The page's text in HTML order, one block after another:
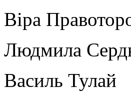
Віра
Людмила
Василь Тулай